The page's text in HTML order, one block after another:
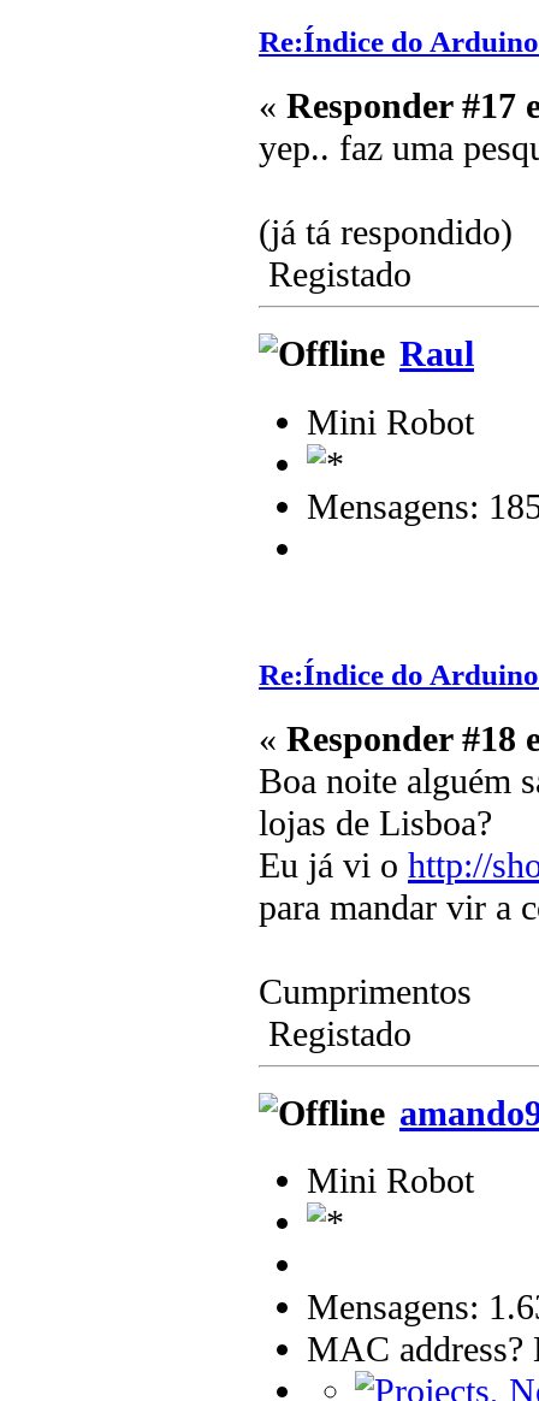
Re:Índice do Arduino
« Responder #17
yep.. faz uma
(já tá respondido)
Registado
Raul
Mini Robot
Mensagens:
Re:Índice do Arduino
« Responder #18
Boa noite alguém
lojas de Lisboa?
Eu já vi o http://
para mandar vir a
Cumprimentos
Registado
Mini Robot
Mensagens:
MAC